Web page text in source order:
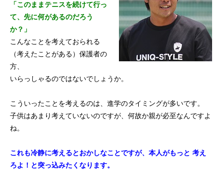
「このままテニスを続けて行っ
て、先に何があるのだろう
か？」
こんなことを考えておられる
（考えたことがある）保護者の
方、
いらっしゃるのではないでしょうか。
こういったことを考えるのは、進学のタイミングが多いです。
子供はあまり考えていないのですが、何故か親が必至なんですよ
ね。
これも冷静に考えるとおかしなことですが、本人がもっと 考え
ろよ！と突っ込みたくなります。